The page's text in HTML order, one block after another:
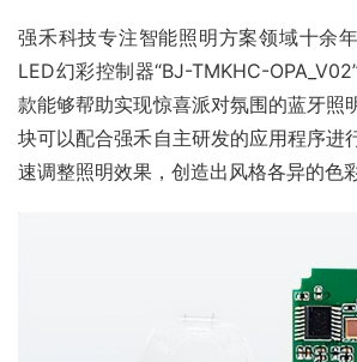
强禾科技专注智能照明方案领域十余
LED幻彩控制器“BJ-TMKHC-
款能够帮助实现惊喜派对氛围的蓝牙照
块可以配合强禾自主研发的应用程序进
速调整照明效果，创造出风格各异的色